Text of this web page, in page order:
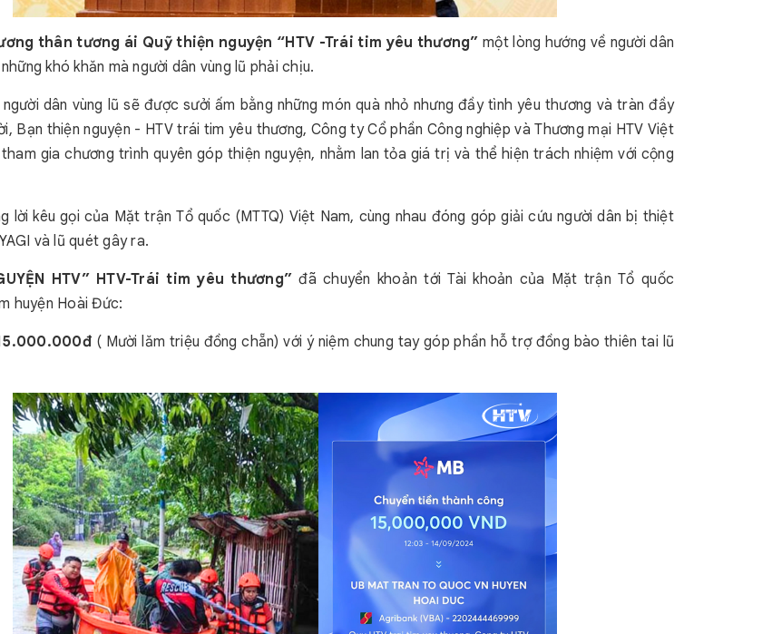
thân tương ái Quỹ thiện nguyện “HTV -Trái tim yêu thương” một lòng hướng về người dân
khó khăn mà người dân vùng lũ phải chịu.
người dân vùng lũ sẽ được sưởi ấm bằng những món quà nhỏ nhưng đầy tình yêu thương và tràn đầy
Bạn thiện nguyện - HTV trái tim yêu thương, Công ty Cổ phần Công nghiệp và Thương mại HTV Việt
gia chương trình quyên góp thiện nguyện, nhằm lan tỏa giá trị và thể hiện trách nhiệm với cộng
lời kêu gọi của Mặt trận Tổ quốc (MTTQ) Việt Nam, cùng nhau đóng góp giải cứu người dân bị thiệt
và lũ quét gây ra.
HTV” HTV-Trái tim yêu thương”đã chuyển khoản tới Tài khoản của Mặt trận Tổ quốc
huyện Hoài Đức:
( Mười lăm triệu đồng chẵn) với ý niệm chung tay góp phần hỗ trợ đồng bào thiên tai lũ